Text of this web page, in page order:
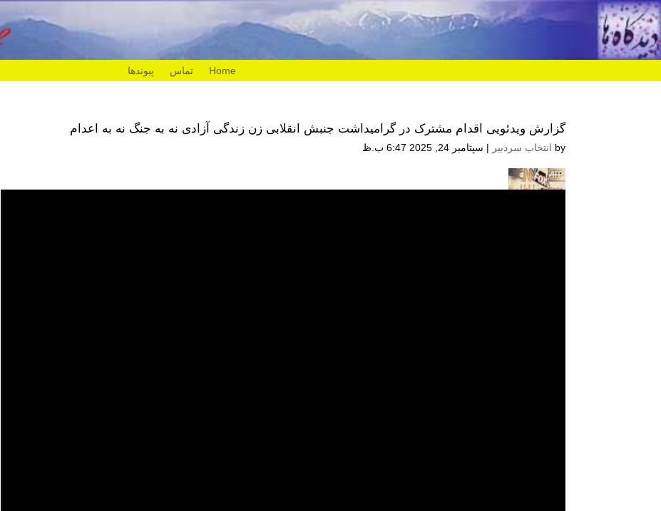
Home تماس پیوندها
گزارش ویدئویی اقدام مشترک در گرامیداشت جنبش انقلابی زن زندگی آزادی نه به جنگ نه به اعدام
by انتخاب سردبیر | سپتامبر 24, 2025 6:47 ب.ظ